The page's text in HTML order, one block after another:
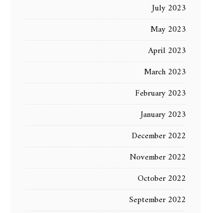
July 2023
May 2023
April 2023
March 2023
February 2023
January 2023
December 2022
November 2022
October 2022
September 2022